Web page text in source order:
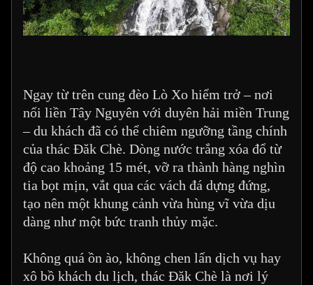
Ngay từ trên cung đèo Lò Xo hiểm trở – nơi
nối liền Tây Nguyên với duyên hải miền Trung
– du khách đã có thể chiêm ngưỡng tầng chính
của thác Đăk Chè. Dòng nước trắng xóa đổ từ
độ cao khoảng 15 mét, vỡ ra thành hàng nghìn
tia bọt mịn, vắt qua các vách đá dựng đứng,
tạo nên một khung cảnh vừa hùng vĩ vừa dịu
dàng như một bức tranh thủy mặc.
Không quá ồn ào, không chen lấn dịch vụ hay
xô bồ khách du lịch, thác Đăk Chè là nơi lý